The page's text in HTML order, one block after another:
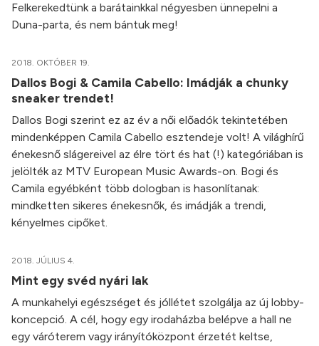
Felkerekedtünk a barátainkkal négyesben ünnepelni a
Duna-parta, és nem bántuk meg!
2018. OKTÓBER 19.
Dallos Bogi & Camila Cabello: Imádják a chunky
sneaker trendet!
Dallos Bogi szerint ez az év a női előadók tekintetében
mindenképpen Camila Cabello esztendeje volt! A világhírű
énekesnő slágereivel az élre tört és hat (!) kategóriában is
jelölték az MTV European Music Awards-on. Bogi és
Camila egyébként több dologban is hasonlítanak:
mindketten sikeres énekesnők, és imádják a trendi,
kényelmes cipőket.
2018. JÚLIUS 4.
Mint egy svéd nyári lak
A munkahelyi egészséget és jóllétet szolgálja az új lobby-
koncepció. A cél, hogy egy irodaházba belépve a hall ne
egy váróterem vagy irányítóközpont érzetét keltse,